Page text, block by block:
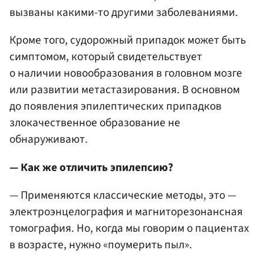
вызваны какими-то другими заболеваниями.
Кроме того, судорожный припадок может быть
симптомом, который свидетельствует
о наличии новообразования в головном мозге
или развитии метастазирования. В основном
до появления эпилептических припадков
злокачественное образование не
обнаруживают.
— Как же отличить эпилепсию?
— Применяются классические методы, это —
электроэнцелография и магниторезонансная
томография. Но, когда мы говорим о пациентах
в возрасте, нужно «поумерить пыл».